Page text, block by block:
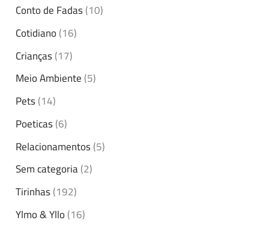
Conto de Fadas(10)
Cotidiano(16)
Crianças(17)
Meio Ambiente(5)
Pets(14)
Poeticas(6)
Relacionamentos(5)
Sem categoria(2)
Tirinhas(192)
Ylmo & Yllo(16)